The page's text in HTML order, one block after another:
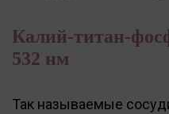
Калий-титан-
532 нм
Так называемые